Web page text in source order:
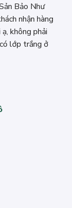
Bảo Như
nhận hàng
không phải
lớp trắng ở